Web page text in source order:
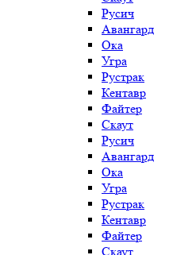
Русич
Авангард
Ока
Угра
Рустрак
Кентавр
Файтер
Скаут
Русич
Авангард
Ока
Угра
Рустрак
Кентавр
Файтер
Скаут